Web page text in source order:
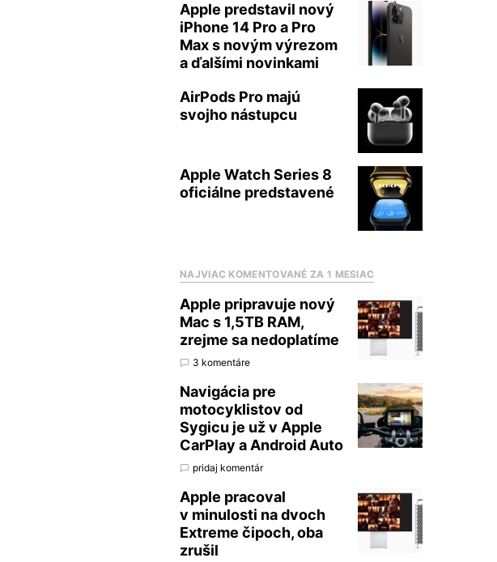
Apple predstavil nový
iPhone 14 Pro a Pro
Max s novým výrezom
a ďalšími novinkami
AirPods Pro majú
svojho nástupcu
Apple Watch Series 8
oficiálne predstavené
NAJVIAC KOMENTOVANÉ ZA 1 MESIAC
Apple pripravuje nový
Mac s 1,5TB RAM,
zrejme sa nedoplatíme
3 komentáre
Navigácia pre
motocyklistov od
Sygicu je už v Apple
CarPlay a Android Auto
pridaj komentár
Apple pracoval
v minulosti na dvoch
Extreme čipoch, oba
zrušil